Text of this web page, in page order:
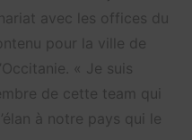
avec les offices du
pour la ville de
« Je suis
de cette team qui
à notre pays qui le